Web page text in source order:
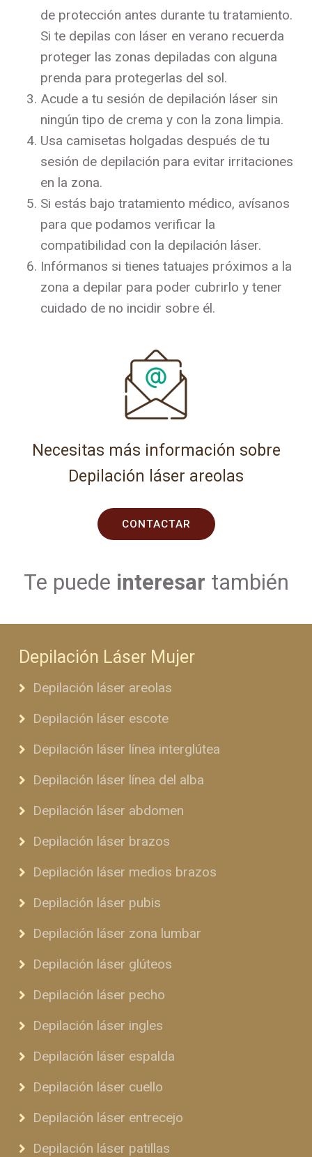
de protección antes durante tu tratamiento.
Si te depilas con láser en verano recuerda
proteger las zonas depiladas con alguna
prenda para protegerlas del sol.
Acude a tu sesión de depilación láser sin
ningún tipo de crema y con la zona limpia.
Usa camisetas holgadas después de tu
sesión de depilación para evitar irritaciones
en la zona.
Si estás bajo tratamiento médico, avísanos
para que podamos verificar la
compatibilidad con la depilación láser.
Infórmanos si tienes tatuajes próximos a la
zona a depilar para poder cubrirlo y tener
cuidado de no incidir sobre él.
Necesitas más información sobre
Depilación láser areolas
CONTACTAR
Te puede interesar también
Depilación Láser Mujer
Depilación láser areolas
Depilación láser escote
Depilación láser línea interglútea
Depilación láser línea del alba
Depilación láser abdomen
Depilación láser brazos
Depilación láser medios brazos
Depilación láser pubis
Depilación láser zona lumbar
Depilación láser glúteos
Depilación láser pecho
Depilación láser ingles
Depilación láser espalda
Depilación láser cuello
Depilación láser entrecejo
Depilación láser patillas